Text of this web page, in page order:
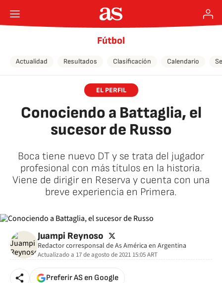
Fútbol
Actualidad Resultados Clasificación Calendario
EL PERFIL
Conociendo a Battaglia, el
sucesor de Russo
Boca tiene nuevo DT y se trata del jugador
profesional con más títulos en la historia.
Viene de dirigir en Reserva y cuenta con una
breve experiencia en Primera.
Juampi Reynoso twitter
Redactor corresponsal de As América en Argentina
Actualizado a 17 de agosto de 2021 15:05ART
Preferir AS en Google